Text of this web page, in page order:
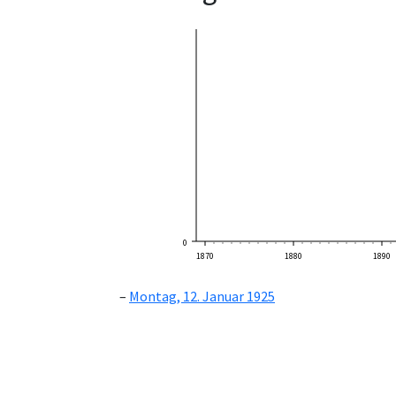
0
1870
1880 1890
Montag, 12. Januar 1925